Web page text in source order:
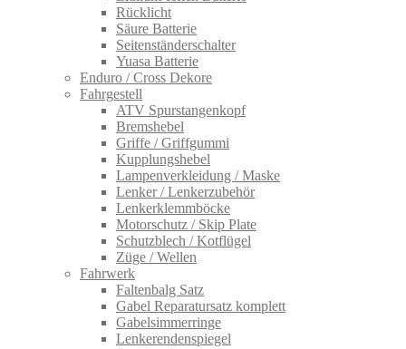
Rücklicht
Säure Batterie
Seitenständerschalter
Yuasa Batterie
Enduro / Cross Dekore
Fahrgestell
ATV Spurstangenkopf
Bremshebel
Griffe / Griffgummi
Kupplungshebel
Lampenverkleidung / Maske
Lenker / Lenkerzubehör
Lenkerklemmböcke
Motorschutz / Skip Plate
Schutzblech / Kotflügel
Züge / Wellen
Fahrwerk
Faltenbalg Satz
Gabel Reparatursatz komplett
Gabelsimmerringe
Lenkerendenspiegel